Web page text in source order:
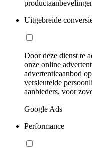
Uitgebreide
Door deze dienst te
onze online
advertentieaanbod
versleutelde
aanbieders, voor
Google Ads
Performance